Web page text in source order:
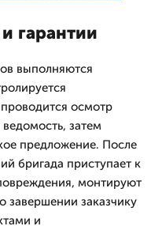
гарантии
выполняются
осмотр
затем
предложение. После
бригада приступает к
монтируют
завершении заказчику
и